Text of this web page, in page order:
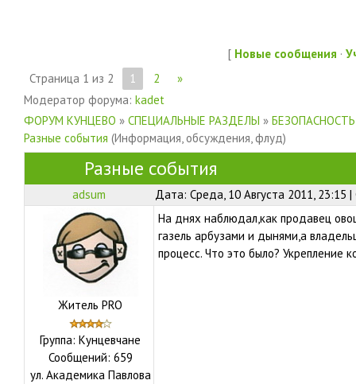
[ Новые сообщения ·
Страница 1 из 2 1 2
»
Модератор форума: kadet
ФОРУМ КУНЦЕВО » СПЕЦИАЛЬНЫЕ РАЗДЕЛЫ »
Разные события (Информация, обсуждения, флуд)
Разные события
adsum Дата: Среда, 10 Августа 2011, 23:15
Житель PRO
Группа: Кунцевчане
Сообщений: 659
ул. Академика Павлова
На днях наблюдал,как продавец
газель арбузами и дынями,а
процесс. Что это было? Укрепление